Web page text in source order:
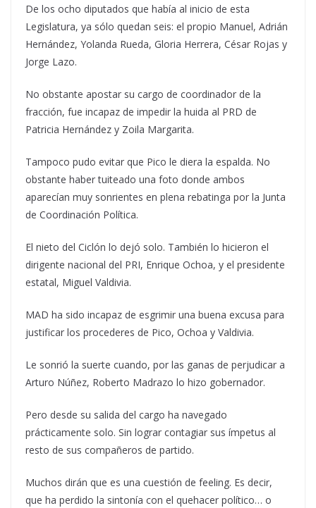
De los ocho diputados que había al inicio de esta
Legislatura, ya sólo quedan seis: el propio Manuel, Adrián
Hernández, Yolanda Rueda, Gloria Herrera, César Rojas y
Jorge Lazo.
No obstante apostar su cargo de coordinador de la
fracción, fue incapaz de impedir la huida al PRD de
Patricia Hernández y Zoila Margarita.
Tampoco pudo evitar que Pico le diera la espalda. No
obstante haber tuiteado una foto donde ambos
aparecían muy sonrientes en plena rebatinga por la Junta
de Coordinación Política.
El nieto del Ciclón lo dejó solo. También lo hicieron el
dirigente nacional del PRI, Enrique Ochoa, y el presidente
estatal, Miguel Valdivia.
MAD ha sido incapaz de esgrimir una buena excusa para
justificar los procederes de Pico, Ochoa y Valdivia.
Le sonrió la suerte cuando, por las ganas de perjudicar a
Arturo Núñez, Roberto Madrazo lo hizo gobernador.
Pero desde su salida del cargo ha navegado
prácticamente solo. Sin lograr contagiar sus ímpetus al
resto de sus compañeros de partido.
Muchos dirán que es una cuestión de feeling. Es decir,
que ha perdido la sintonía con el quehacer político… o